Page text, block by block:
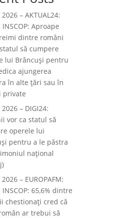
2026 – AKTUAL24:
Aproape
dintre români
să cumpere
lui Brâncuşi pentru
ajungerea
în alte ţări sau în
private
2026 – DIGI24:
vor ca statul să
operele lui
pentru a le păstra
național
– EUROPAFM:
65,6% dintre
chestionați cred că
ar trebui să